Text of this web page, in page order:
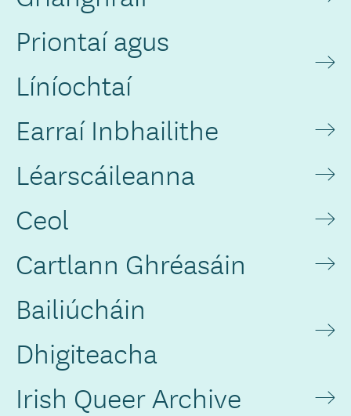
Priontaí agus
Líníochtaí
Earraí Inbhailithe
Léarscáileanna
Ceol
Cartlann Ghréasáin
Bailiúcháin
Dhigiteacha
Irish Queer Archive